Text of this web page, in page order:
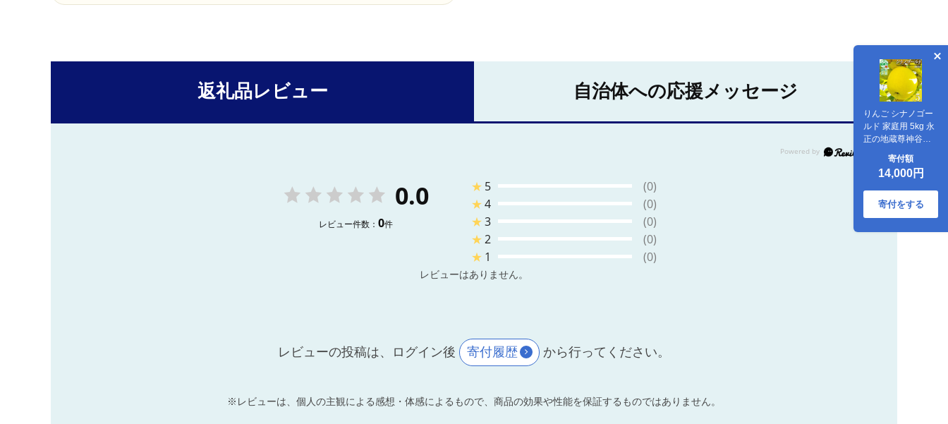
りんご シナノゴー
ルド 家庭用 5kg 永
正の地蔵尊神谷農
不可 2026年11月中
旬頃から2026年12
月下旬頃まで順次
発送予定 令和8年度
収穫分 信州 果物 フ
寄付額
14,000円
寄付をする
返礼品レビュー 自治体への応援メッセージ
0.0
レビュー件数： 0件
★ 5
(0)
★4
(0)
★3
(0)
★2
(0)
★ 1 (0)
レビューはありません。
レビューの投稿は、ログイン後 寄付履歴 から行ってください。
※レビューは、個人の主観による感想・体感によるもので、商品の効果や性能を保証するものではありません。